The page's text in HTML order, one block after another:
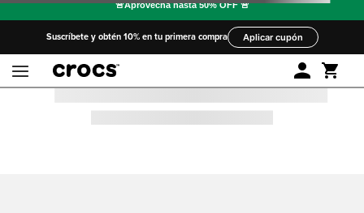
Suscríbete y obtén 10% en tu primera compra Aplicar cupón